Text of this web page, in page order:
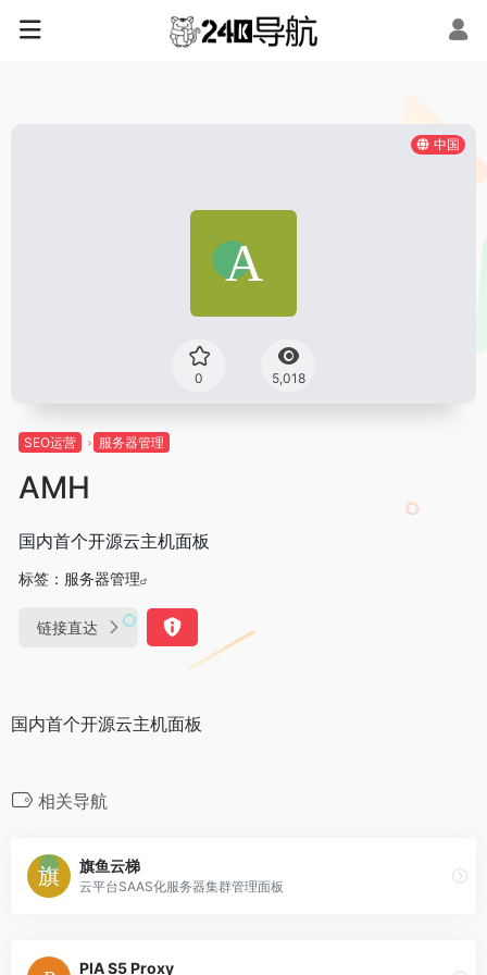
中国
0 5,018
SEO运营 服务器管理
AMH
国内首个开源云主机面板
标签： 服务器管理
链接直达
国内首个开源云主机面板
相关导航
旗鱼云梯
云平台SAAS化服务器集群管理面板
PIA S5 Proxy